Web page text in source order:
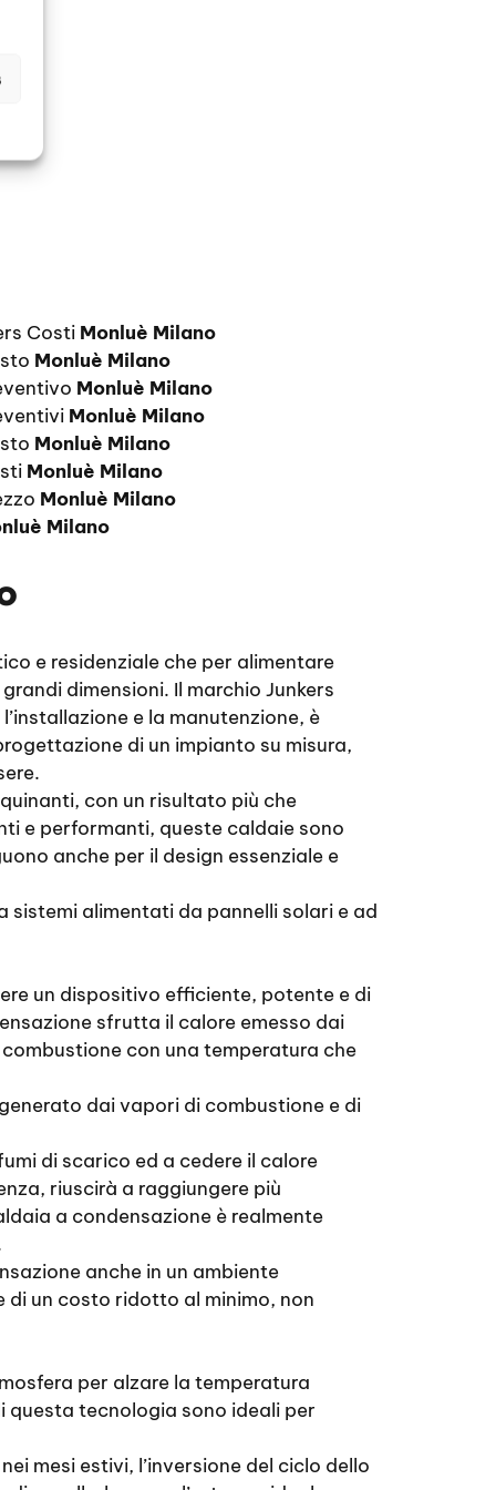
Costi Monluè Milano
Monluè Milano
Monluè Milano
Monluè Milano
Monluè Milano
Monluè Milano
Monluè Milano
Milano
e residenziale che per alimentare
dimensioni. Il marchio Junkers
e la manutenzione, è
di un impianto su misura,
con un risultato più che
e performanti, queste caldaie sono
anche per il design essenziale e
sistemi alimentati da pannelli solari e ad
un dispositivo efficiente, potente e di
sfrutta il calore emesso dai
con una temperatura che
dai vapori di combustione e di
di scarico ed a cedere il calore
riuscirà a raggiungere più
a condensazione è realmente
anche in un ambiente
un costo ridotto al minimo, non
per alzare la temperatura
questa tecnologia sono ideali per
mesi estivi, l’inversione del ciclo dello